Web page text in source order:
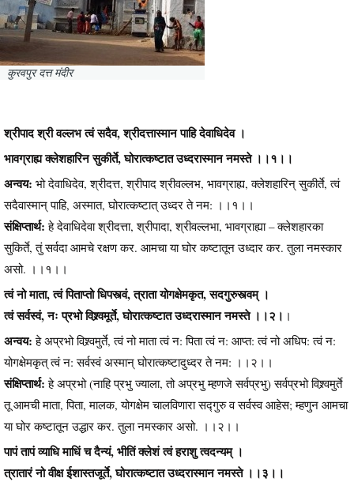
कुरवपुर दत्त मंदीर
श्रीपाद श्री वल्लभ त्वं सदैव, श्रीदत्तास्मान पाहि देवाधिदेव ।
भावग्राह्य क्लेशहारिन सुकीर्ते, घोरात्कष्टात उध्दरास्मान नमस्ते ।।१।।
अन्वय: भो देवाधिदेव, श्रीदत्त, श्रीपाद श्रीवल्लभ, भावग्राह्य, क्लेशहारिन् सुकीर्ते, त्वं
सदैवास्मान् पाहि, अस्मात, घोरात्कष्टात् उध्दर ते नम: ।।१।।
संक्षिप्तार्थ: हे देवाधिदेवा श्रीदत्ता, श्रीपादा, श्रीवल्लभा, भावग्राह्या – क्लेशहारका
सुकिर्ते, तुं सर्वदा आमचे रक्षण कर. आमचा या घोर कष्टातून उध्दार कर. तुला नमस्कार
असो. ।।१।।
त्वं नो माता, त्वं पिताप्तो धिपस्त्वं, त्राता योगक्षेमकृत, सदगुरुस्त्वम् ।
त्वं सर्वस्वं, नः प्रभो विश्र्वमूर्ते, घोरात्कष्टात उध्दरास्मान नमस्ते ।।२। ।
अन्वय: हे अप्रभो विश्र्वमुर्ते, त्वं नो माता त्वं न: पिता त्वं न: आप्त: त्वं नो अधिप: त्वं न:
योगक्षेमकृत् त्वं न: सर्वस्वं अस्मान् घोरात्कष्टादुध्दर ते नम: ।।२।।
संक्षिप्तार्थ:हे अप्रभो (नाहि प्रभु ज्याला, तो अप्रभु म्हणजे सर्वप्रभु) सर्वप्रभो विश्र्वमुर्ते
तू आमची माता, पिता, मालक, योगक्षेम चालविणारा सद्गुरु व सर्वस्व आहेस; म्हणुन आमचा
या घोर कष्टातून उद्धार कर. तुला नमस्कार असो. ।।२।।
पापं तापं व्याधि माधिं च दैन्यं, भीतिं क्लेशं त्वं हराशु त्वदन्यम् ।
त्रातारं नो वीक्ष ईशास्तजूर्ते, घोरात्कष्टात उध्दरास्मान नमस्ते ।।३।।